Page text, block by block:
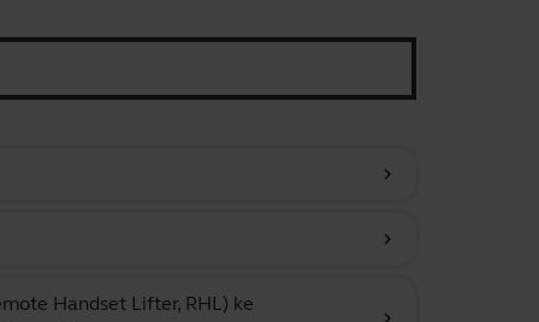
chevron_right
chevron_right
Handset Lifter, RHL) ke